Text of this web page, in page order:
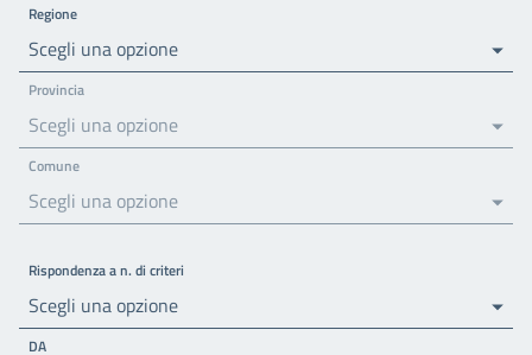
Regione
Scegli una opzione
Provincia
Scegli una opzione
Comune
Scegli una opzione
Rispondenza a n. di criteri
Scegli una opzione
DA